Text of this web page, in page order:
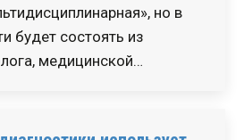
но в
будет состоять из
медицинской…